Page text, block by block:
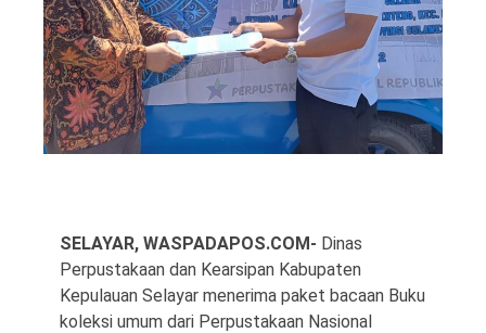
Copyright
2026
Waspada
Pos
SELAYAR, WASPADAPOS.COM- Dinas
Perpustakaan dan Kearsipan Kabupaten
Kepulauan Selayar menerima paket bacaan Buku
koleksi umum dari Perpustakaan Nasional